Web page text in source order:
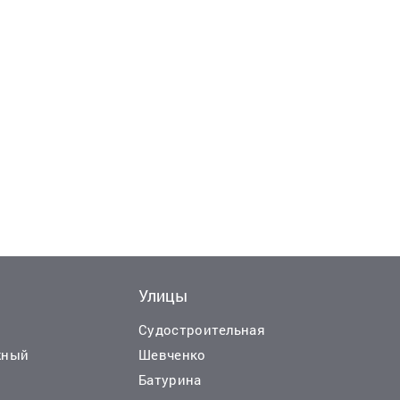
Улицы
Судостроительная
Шевченко
Батурина